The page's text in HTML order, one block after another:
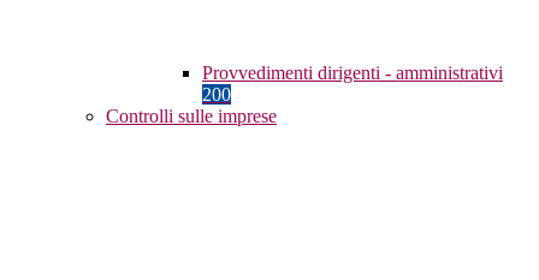
Provvedimenti dirigenti - amministrativi
200
Controlli sulle imprese